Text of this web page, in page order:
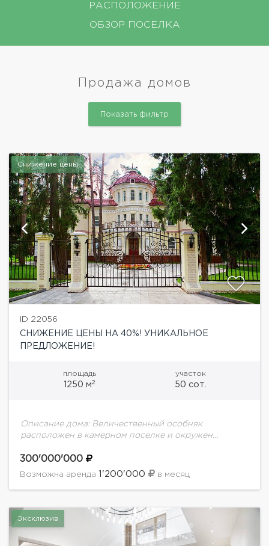
РАСПОЛОЖЕНИЕ
ОБЗОР ПОСЕЛКА
Продажа домов
Показать фильтр
Снижение цены
ID 22056
СНИЖЕНИЕ ЦЕНЫ НА 40%! УНИКАЛЬНОЕ
ПРЕДЛОЖЕНИЕ!
площадь
1250 м2
участок
50 сот.
Описание дома: Величественный особняк
расположен в камерном поселке и окружен
для Московской области и создающим
неповторимую атмосферу закрытого от
300'000'000
Возможна аренда 1'200'000 в месяц
Эксклюзив